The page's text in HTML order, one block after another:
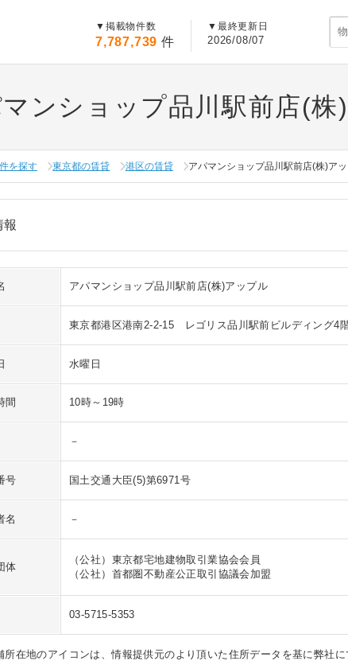
▼ 掲載物件数
7,787,739 件
▼ 最終更新日
2026/08/07
ンショップ品川駅前店(株
を探す 東京都の賃貸 港区の賃貸 アパマンショップ品川駅前店(株)ア
報
アパマンショップ品川駅前店(株)アップル
東京都港区港南2-2-15 レゴリス品川駅前ビルディング4
水曜日
間 10時～19時
－
号 国土交通大臣(5)第6971号
名 －
体
（公社）東京都宅地建物取引業協会会員
（公社）首都圏不動産公正取引協議会加盟
03-5715-5353
在地のアイコンは、情報提供元のより頂いた住所データを基に弊社